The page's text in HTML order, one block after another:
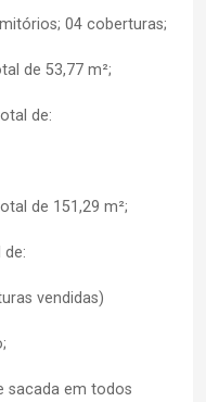
04 coberturas;
de 53,77 m²;
de:
de 151,29 m²;
vendidas)
sacada em todos